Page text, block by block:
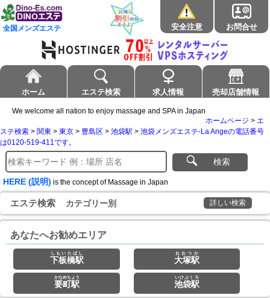
全国メンズエステ 安全注意 お問合せ
ホーム エステ検索 求人情報 売却店舗情報
We welcome all nation to enjoy massage and SPA in Japan
ホームページ > エ
ステ検索 > 関東 > 東京 > 豊島区 > 池袋駅 > 池袋メンズエステ-La Angeの電話番号
は0120-519-411です。
検索
HERE (説明) is the concept of Massage in Japan
エステ検索 カテゴリー別 詳しい検索
あなたへお勧めエリア
下板橋駅
しもいたばし
大塚駅
おおつか
要町駅
かなめちょう
池袋駅
いけぶくろ